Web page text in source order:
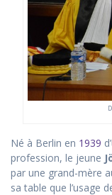
Né à Berlin en 1939
profession, le jeune
par une grand-mère
sa table que l’usage